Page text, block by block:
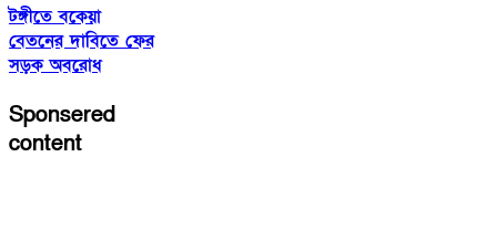
টঙ্গীতে বকেয়া
বেতনের দাবিতে ফের
সড়ক অবরোধ
Sponsered
content